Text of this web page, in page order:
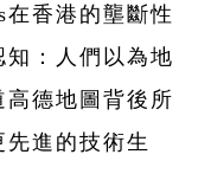
香港的壟斷性
：人們以為地
德地圖背後所
進的技術生